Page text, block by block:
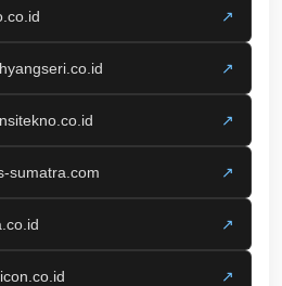
↗
↗
↗
sumatra.com ↗
↗
↗